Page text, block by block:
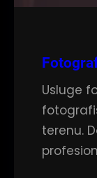
Usluge
terenu.